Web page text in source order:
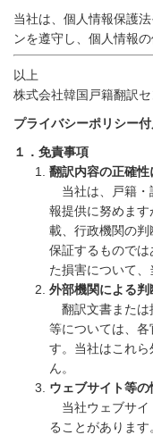
当社は、個人情報保護
ンを遵守し、個人情報の
以上
株式会社韓国戸籍翻訳
プライバシーポリシー
１．免責事項
翻訳内容の正確性
当社は、戸籍・
報提供に努めま
載、行政機関の
保証するもので
た損害について、
外部機関による判
翻訳文書または
等については、
す。当社はこれ
ん。
ウェブサイト等
当社ウェブサイ
ることがありま